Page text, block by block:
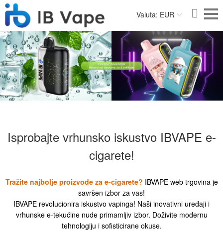
Valuta: EUR
Isprobajte vrhunsko iskustvo IBVAPE e-
cigarete!
Tražite najbolje proizvode za e-cigarete? IBVAPE web trgovina je
savršen izbor za vas!
IBVAPE revolucionira iskustvo vapinga! Naši inovativni uređaji i
vrhunske e-tekućine nude primamljiv izbor. Doživite modernu
tehnologiju i sofisticirane okuse.